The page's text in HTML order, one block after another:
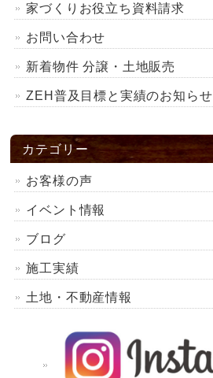
家づくりお役立ち資料請求
お問い合わせ
新着物件 分譲・土地販売
ZEH普及目標と実績のお知らせ
カテゴリー
お客様の声
イベント情報
ブログ
施工実績
土地・不動産情報